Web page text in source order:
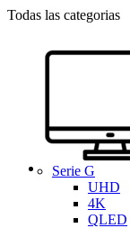
Todas las categorias
Serie G
UHD
4K
QLED